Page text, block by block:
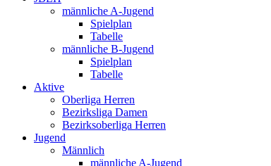
männliche A-Jugend
Spielplan
Tabelle
männliche B-Jugend
Spielplan
Tabelle
Aktive
Oberliga Herren
Bezirksliga Damen
Bezirksoberliga Herren
Jugend
Männlich
männliche A-Jugend